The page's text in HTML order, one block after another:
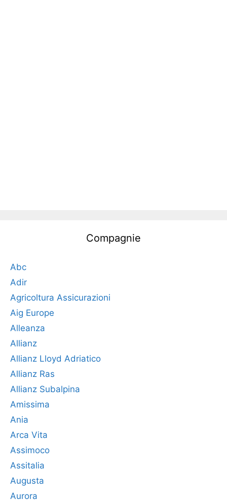
Compagnie
Abc
Adir
Agricoltura Assicurazioni
Aig Europe
Alleanza
Allianz
Allianz Lloyd Adriatico
Allianz Ras
Allianz Subalpina
Amissima
Ania
Arca Vita
Assimoco
Assitalia
Augusta
Aurora